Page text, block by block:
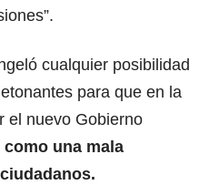
cualquier posibilidad
para que en la
el nuevo Gobierno
una mala